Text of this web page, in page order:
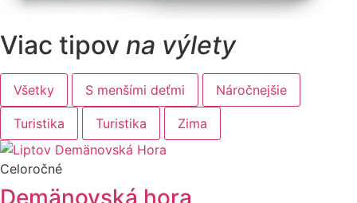
Viac tipov na výlety
Všetky S menšími deťmi Náročnejšie
Turistika Turistika Zima
Celoročné
Demänovská hora